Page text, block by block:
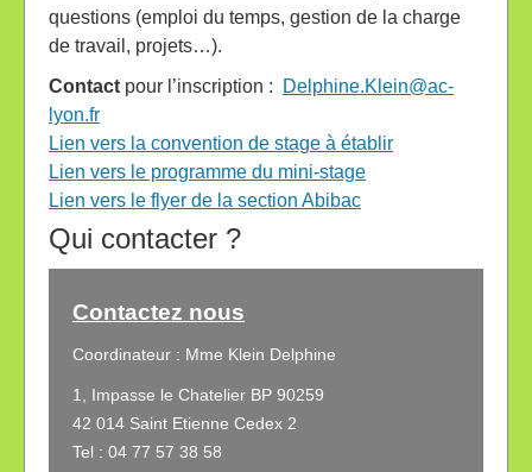
questions (emploi du temps, gestion de la charge
de travail, projets…).
Contact pour l’inscription :
Delphine.Klein@ac-
lyon.fr
Lien vers la convention de stage à établir
Lien vers le programme du mini-stage
Lien vers le flyer de la section Abibac
Qui contacter ?
Contactez nous
Coordinateur : Mme Klein Delphine
1, Impasse le Chatelier BP 90259
42 014 Saint Etienne Cedex 2
Tel : 04 77 57 38 58